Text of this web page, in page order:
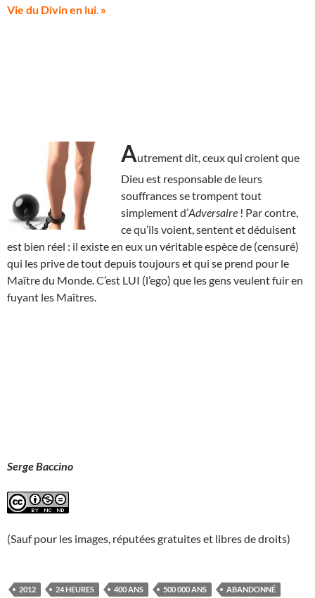
Vie du Divin en lui »
Autrement dit, ceux qui croient que
Dieu est responsable de leurs
souffrances se trompent tout
simplement d’Adversaire ! Par contre,
ce qu’ils voient, sentent et déduisent
est bien réel : il existe en eux un véritable espèce de (censuré)
qui les prive de tout depuis toujours et qui se prend pour le
Maître du Monde. C’est LUI (l’ego) que les gens veulent fuir en
fuyant les Maîtres.
Serge Baccino
(Sauf pour les images, réputées gratuites et libres de droits)
2012 24 HEURES 400 ANS 500 000 ANS ABANDONNÉ